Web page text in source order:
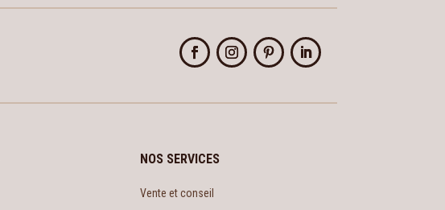
NOS SERVICES
Vente et conseil